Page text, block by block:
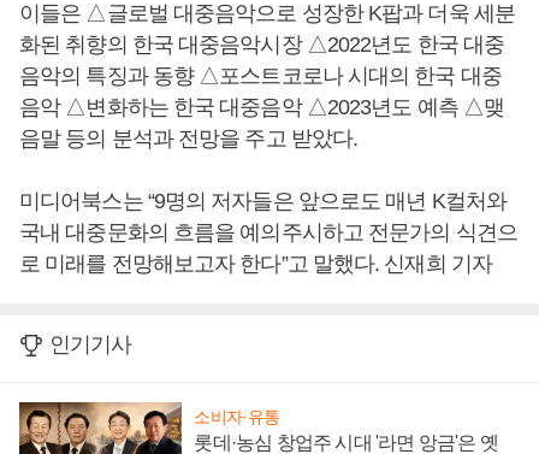
이들은 △글로벌 대중음악으로 성장한 K팝과 더욱 세분
화된 취향의 한국 대중음악시장 △2022년도 한국 대중
음악의 특징과 동향 △포스트코로나 시대의 한국 대중
음악 △변화하는 한국 대중음악 △2023년도 예측 △맺
음말 등의 분석과 전망을 주고 받았다.
미디어북스는 “9명의 저자들은 앞으로도 매년 K컬처와
국내 대중문화의 흐름을 예의주시하고 전문가의 식견으
로 미래를 전망해보고자 한다”고 말했다. 신재희 기자
인기기사
소비자·유통
롯데·농심 창업주 시대 '라면 앙금'은 옛